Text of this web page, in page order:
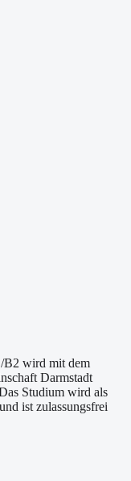
B2 wird mit dem
Darmstadt
Studium wird als
ist zulassungsfrei